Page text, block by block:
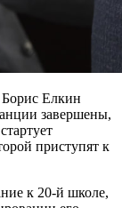
Борис Елкин
завершены,
приступят к
к 20-й школе,